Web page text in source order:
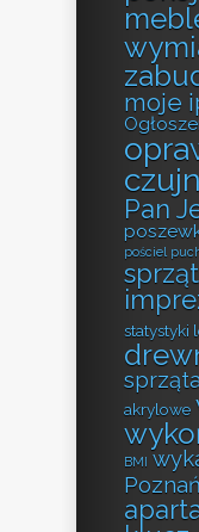
moje
Pan
pościel
statystyki
akrylowe
BMI
Poznań